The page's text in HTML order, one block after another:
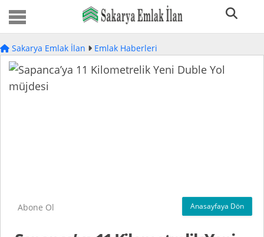
Sakarya Emlak İlan Emlak Haberleri
Abone Ol Anasayfaya Dön